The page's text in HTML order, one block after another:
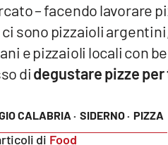
CALABRIA · SIDERNO · PIZZA
di Food
– facendo lavorare
sono pizzaioli
e pizzaioli locali con
didegustare pizze